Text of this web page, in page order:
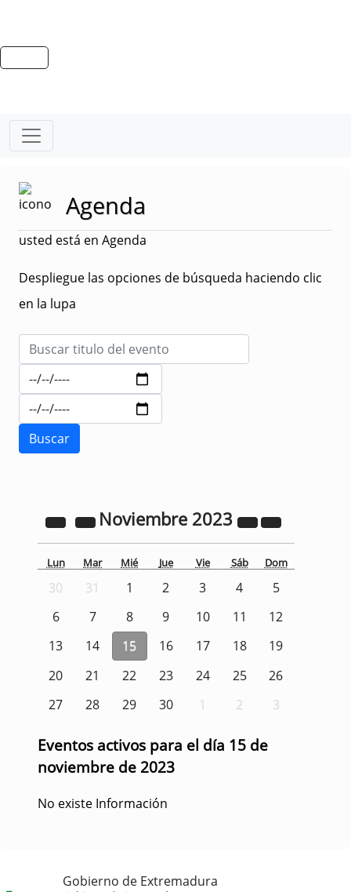
Agenda
usted está en Agenda
Despliegue las opciones de búsqueda haciendo clic
en la lupa
Noviembre 2023
Lun Mar Mié Jue Vie Sáb Dom
30 31 1 2 3 4
5
6
7 8 9 10 11
12
13
14 15 16 17 18
19
20
21 22 23 24 25
26
27
28 29 30 1 2 3
Eventos activos para el día 15 de
noviembre de 2023
No existe Información
Gobierno de Extremadura